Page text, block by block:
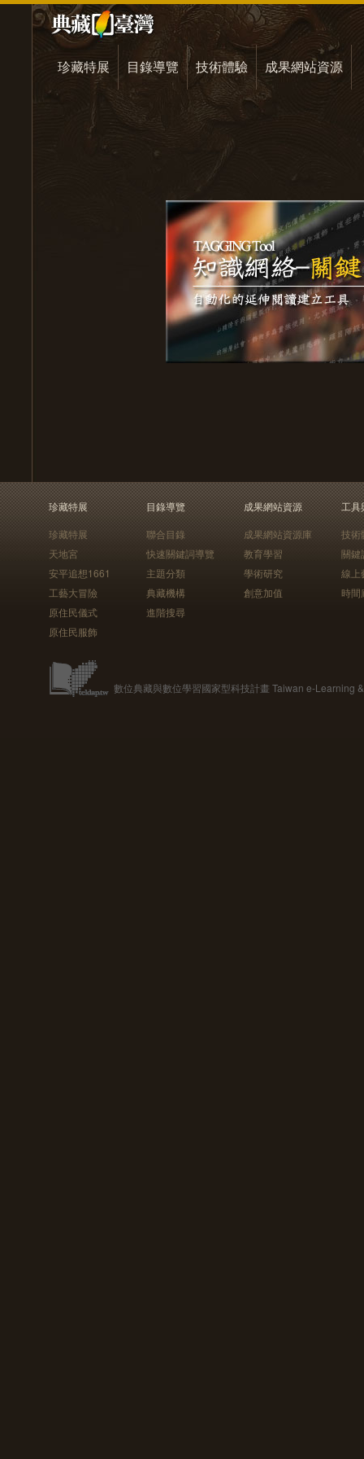
珍藏特展 目錄導覽 技術體驗 成果網站資源
珍藏特展
珍藏特展
天地宮
安平追想1661
工藝大冒險
原住民儀式
原住民服飾
目錄導覽
聯合目錄
快速關鍵詞導覽
主題分類
典藏機構
進階搜尋
成果網站資源
成果網站資源庫
教育學習
學術研究
創意加值
工具
技術
關鍵
線上
時間
數位典藏與數位學習國家型科技計畫 Taiwan e-Learning